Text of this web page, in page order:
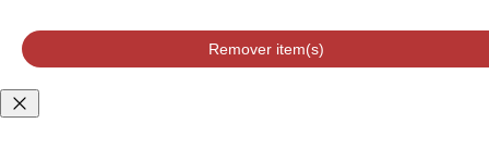
velocidade de
entrega podem
variar de acordo
com a região
Remover item(s)